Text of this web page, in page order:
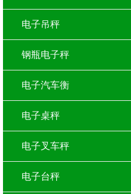
电子吊秤
钢瓶电子秤
电子汽车衡
电子桌秤
电子叉车秤
电子台秤